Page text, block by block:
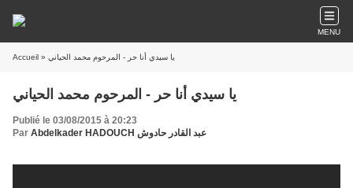
MENU
Accueil » يا سيدي أنا حر - المرحوم محمد الحياني
يا سيدي أنا حر - المرحوم محمد الحياني
Publié le 03/08/2015 à 20:23
Par
Abdelkader HADOUCH عبد القادر حادوش